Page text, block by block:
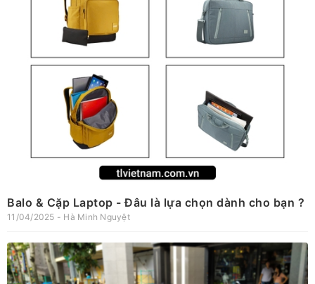
Balo & Cặp Laptop - Đâu là lựa chọn dành cho bạn ?
11/04/2025 - Hà Minh Nguyệt